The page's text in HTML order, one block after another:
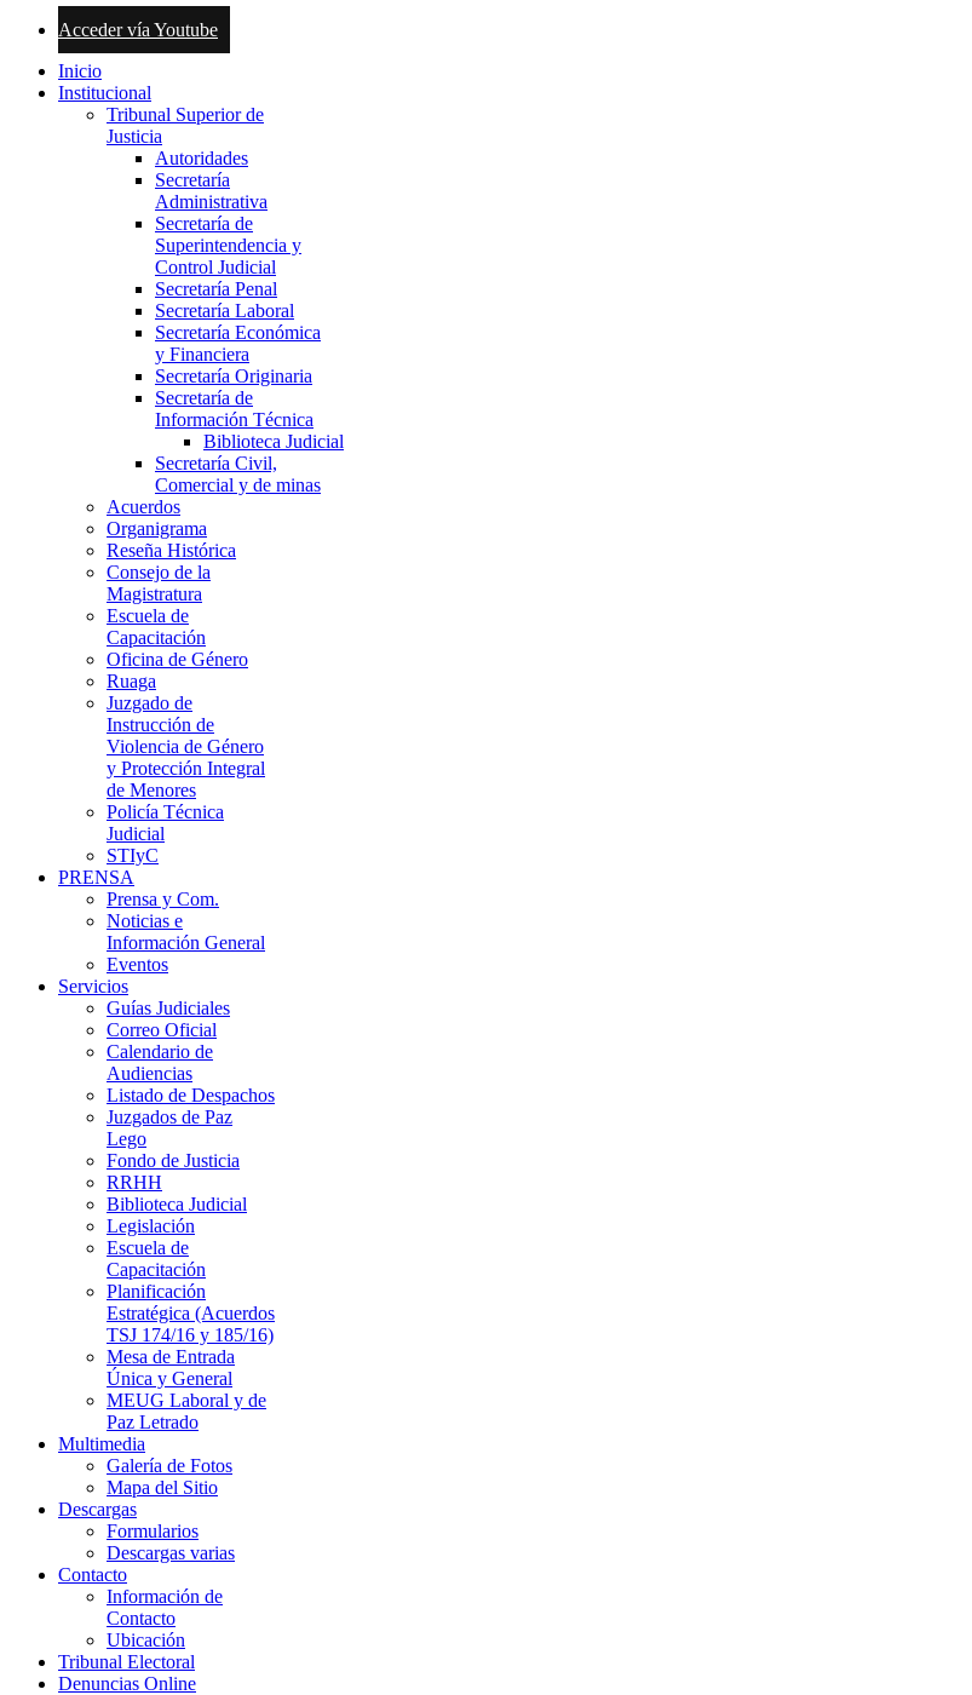
Acceder vía Youtube
Inicio
Institucional
Tribunal Superior de
Justicia
Autoridades
Secretaría
Administrativa
Secretaría de
Superintendencia y
Control Judicial
Secretaría Penal
Secretaría Laboral
Secretaría Económica
y Financiera
Secretaría Originaria
Secretaría de
Información Técnica
Biblioteca Judicial
Secretaría Civil,
Comercial y de minas
Acuerdos
Organigrama
Reseña Histórica
Consejo de la
Magistratura
Escuela de
Capacitación
Oficina de Género
Ruaga
Juzgado de
Instrucción de
Violencia de Género
y Protección Integral
de Menores
Policía Técnica
Judicial
STIyC
PRENSA
Prensa y Com.
Noticias e
Información General
Eventos
Servicios
Guías Judiciales
Correo Oficial
Calendario de
Audiencias
Listado de Despachos
Juzgados de Paz
Lego
Fondo de Justicia
RRHH
Biblioteca Judicial
Legislación
Escuela de
Capacitación
Planificación
Estratégica (Acuerdos
TSJ 174/16 y 185/16)
Mesa de Entrada
Única y General
MEUG Laboral y de
Paz Letrado
Multimedia
Galería de Fotos
Mapa del Sitio
Descargas
Formularios
Descargas varias
Contacto
Información de
Contacto
Ubicación
Tribunal Electoral
Denuncias Online